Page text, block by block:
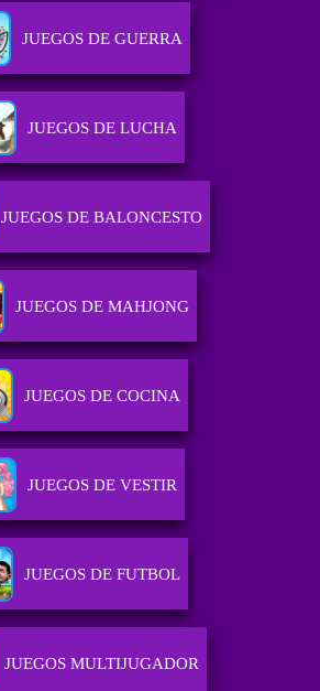
JUEGOS DE GUERRA
JUEGOS DE LUCHA
JUEGOS DE BALONCESTO
JUEGOS DE MAHJONG
JUEGOS DE COCINA
JUEGOS DE VESTIR
JUEGOS DE FUTBOL
JUEGOS MULTIJUGADOR